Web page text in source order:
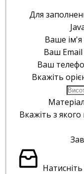
Для
Ваше ім'я
Ваш Email
Ваш
Вкажіть
Матеріал
Вкажіть з